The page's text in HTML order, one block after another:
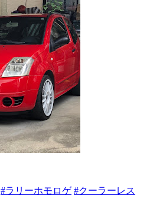
#ラリーホモロゲ #クーラーレス